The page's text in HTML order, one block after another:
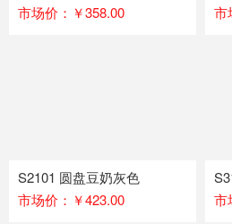
市场价：￥358.00
市
S2101 圆盘豆奶灰色
市场价：￥423.00
市